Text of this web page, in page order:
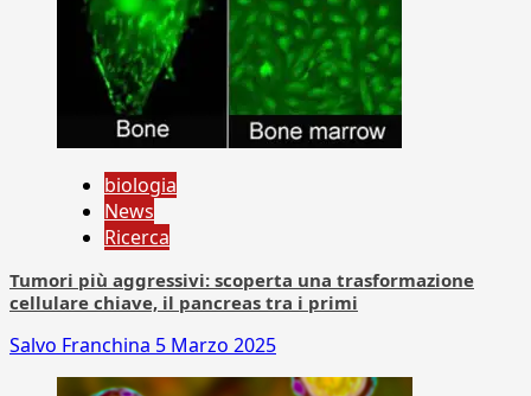
biologia
News
Ricerca
Tumori più aggressivi: scoperta una trasformazione
cellulare chiave, il pancreas tra i primi
Salvo Franchina 5 Marzo 2025